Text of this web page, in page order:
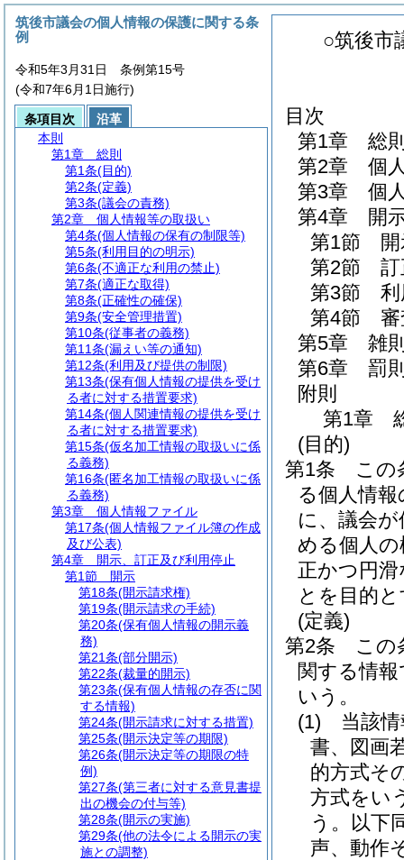
○筑後市
目次
第1章
総
第2章
個
第3章
個
第4章
開
第1節
第2節
第3節
第4節
第5章
雑
第6章
罰
附則
第1章
(目的)
第1条
この
る個人情
に、議会
める個人
正かつ円
とを目的
(定義)
第2条
この
関する情
いう。
(1)
当該
書、図画
的方式そ
方式をい
う。以下
声、動作
筑後市議会の個人情報の保護に関する条
例
令和5年3月31日 条例第15号
(令和7年6月1日施行)
条項目次
沿革
本則
第1章
総則
第1条(目的)
第2条(定義)
第3条(議会の責務)
第2章
個人情報等の取扱い
第4条(個人情報の保有の制限等)
第5条(利用目的の明示)
第6条(不適正な利用の禁止)
第7条(適正な取得)
第8条(正確性の確保)
第9条(安全管理措置)
第10条(従事者の義務)
第11条(漏えい等の通知)
第12条(利用及び提供の制限)
第13条(保有個人情報の提供を受け
る者に対する措置要求)
第14条(個人関連情報の提供を受け
る者に対する措置要求)
第15条(仮名加工情報の取扱いに係
る義務)
第16条(匿名加工情報の取扱いに係
る義務)
第3章
個人情報ファイル
第17条(個人情報ファイル簿の作成
及び公表)
第4章
開示、訂正及び利用停止
第1節
開示
第18条(開示請求権)
第19条(開示請求の手続)
第20条(保有個人情報の開示義
務)
第21条(部分開示)
第22条(裁量的開示)
第23条(保有個人情報の存否に関
する情報)
第24条(開示請求に対する措置)
第25条(開示決定等の期限)
第26条(開示決定等の期限の特
例)
第27条(第三者に対する意見書提
出の機会の付与等)
第28条(開示の実施)
第29条(他の法令による開示の実
施との調整)